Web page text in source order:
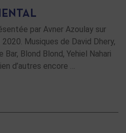
par Avner Azoulay sur
Musiques de David Dhery,
Bar, Blond Blond, Yehiel Nahari
d’autres encore …